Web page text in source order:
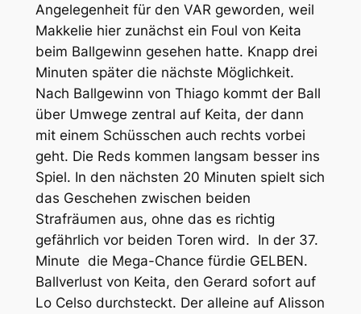
Angelegenheit für den VAR geworden, weil
Makkelie hier zunächst ein Foul von Keita
beim Ballgewinn gesehen hatte. Knapp drei
Minuten später die nächste Möglichkeit.
Nach Ballgewinn von Thiago kommt der Ball
über Umwege zentral auf Keita, der dann
mit einem Schüsschen auch rechts vorbei
geht. Die Reds kommen langsam besser ins
Spiel. In den nächsten 20 Minuten spielt sich
das Geschehen zwischen beiden
Strafräumen aus, ohne das es richtig
gefährlich vor beiden Toren wird. In der 37.
Minute die Mega-Chance fürdie GELBEN.
Ballverlust von Keita, den Gerard sofort auf
Lo Celso durchsteckt. Der alleine auf Alisson